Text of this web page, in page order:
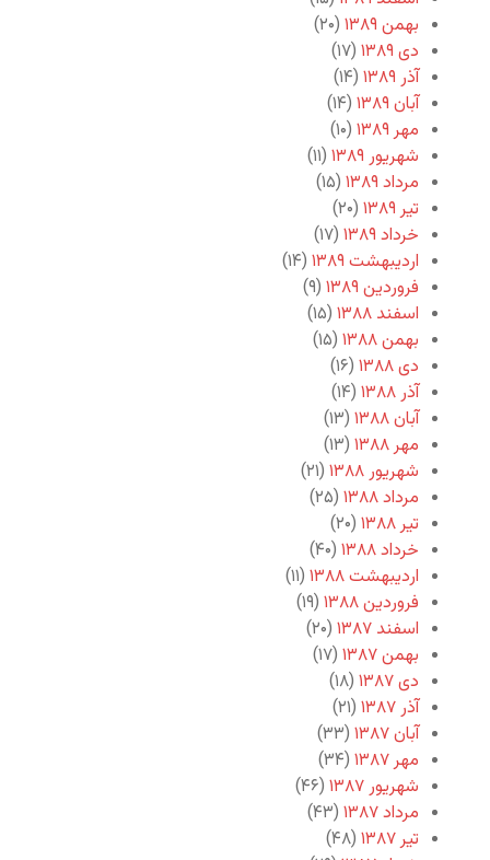
بهمن ۱۳۸۹
(۲۰)
دی ۱۳۸۹
(۱۷)
آذر ۱۳۸۹
(۱۴)
آبان ۱۳۸۹
(۱۴)
مهر ۱۳۸۹
(۱۰)
شهریور ۱۳۸۹
(۱۱)
مرداد ۱۳۸۹
(۱۵)
تیر ۱۳۸۹
(۲۰)
خرداد ۱۳۸۹
(۱۷)
اردیبهشت ۱۳۸۹
(۱۴)
فروردین ۱۳۸۹
(۹)
اسفند ۱۳۸۸
(۱۵)
بهمن ۱۳۸۸
(۱۵)
دی ۱۳۸۸
(۱۶)
آذر ۱۳۸۸
(۱۴)
آبان ۱۳۸۸
(۱۳)
مهر ۱۳۸۸
(۱۳)
شهریور ۱۳۸۸
(۲۱)
مرداد ۱۳۸۸
(۲۵)
تیر ۱۳۸۸
(۲۰)
خرداد ۱۳۸۸
(۴۰)
اردیبهشت ۱۳۸۸
(۱۱)
فروردین ۱۳۸۸
(۱۹)
اسفند ۱۳۸۷
(۲۰)
بهمن ۱۳۸۷
(۱۷)
دی ۱۳۸۷
(۱۸)
آذر ۱۳۸۷
(۲۱)
آبان ۱۳۸۷
(۳۳)
مهر ۱۳۸۷
(۳۴)
شهریور ۱۳۸۷
(۴۶)
مرداد ۱۳۸۷
(۴۳)
تیر ۱۳۸۷
(۴۸)